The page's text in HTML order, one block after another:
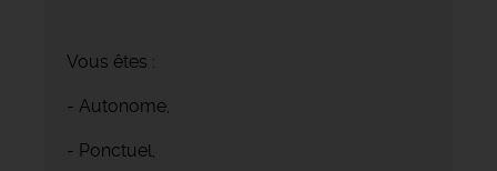
Vous êtes :
- Autonome,
- Ponctuel,